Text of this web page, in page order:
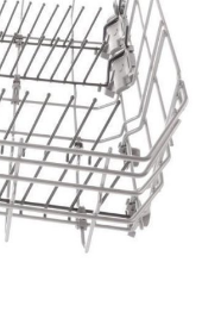
E 8300ER
€*
pro 1